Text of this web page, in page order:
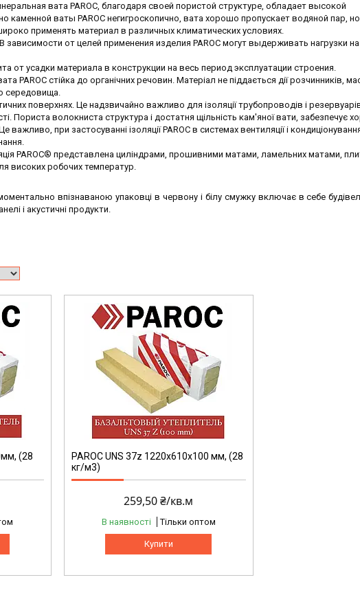
вата PAROC, благодаря своей пористой структуре, обладает высокой
каменной ваты PAROC негигроскопично, вата хорошо пропускает водяной пар,
применять материал в различных климатических условиях.
зависимости от целей применения изделия PAROC могут выдерживать нагрузки
от усадки материала в конструкции на весь период эксплуатации строения.
PAROC стійка до органічних речовин. Матеріал не піддається дії розчинників,
середовища.
поверхнях. Це надзвичайно важливо для ізоляції трубопроводів і
Пориста волокниста структура і достатня щільність кам'яної вати, забезпечує
важливо, при застосуванні ізоляції PAROC в системах вентиляції і
PAROC® представлена циліндрами, прошивними матами, ламельних матами,
високих робочих температур.
впізнаваною упаковці в червону і білу смужку включає в себе
і акустичні продукти.
(28
PAROC UNS 37z 1220х610х100 мм, (28
кг/м3)
259,50 ₴/кв.м
В наявності Тільки оптом
Купити